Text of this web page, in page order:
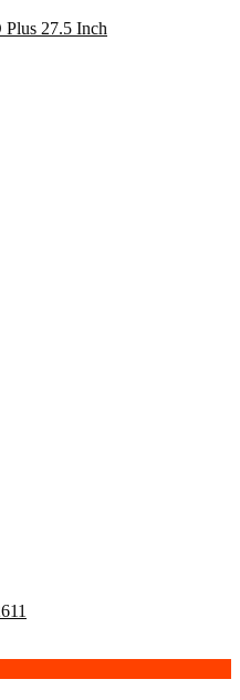
27.5 Inch